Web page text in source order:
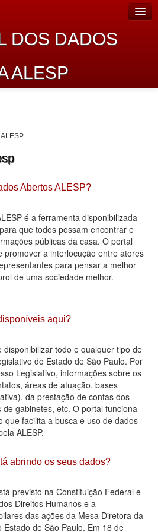
DOS DADOS
ALESP
Abertos
Abertos ALESP?
é a ferramenta disponibilizada
que todos possam encontrar e
públicas da casa. O portal
promover a interlocução entre atores
para pensar a melhor
de uma sociedade melhor.
aqui?
todo e qualquer tipo de
do Estado de São Paulo. Por
Legislativo, informações sobre os
áreas de atuação, bases
da prestação de contas dos
gabinetes, etc. O portal funciona
que facilita a busca e uso de dados
ALESP.
abrindo os seus dados?
previsto na Constituição Federal e
Direitos Humanos e a
das ações da Mesa Diretora da
de São Paulo. Em 18 de